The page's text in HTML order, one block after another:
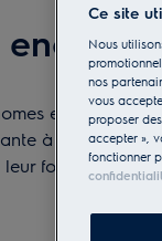
en énergie,
à un design
Ce site
Nous
nos
vous
proposer des
accepter »,
fonctionner